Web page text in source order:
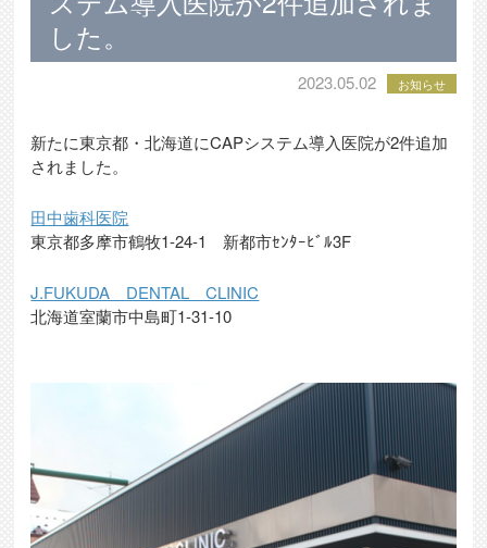
した。
2023.05.02 お知らせ
新たに東京都・北海道にCAPシステム導入医院が2件追加
されました。
田中歯科医院
東京都多摩市鶴牧1-24-1 新都市ｾﾝﾀｰﾋﾞﾙ3F
J.FUKUDA DENTAL CLINIC
北海道室蘭市中島町1-31-10